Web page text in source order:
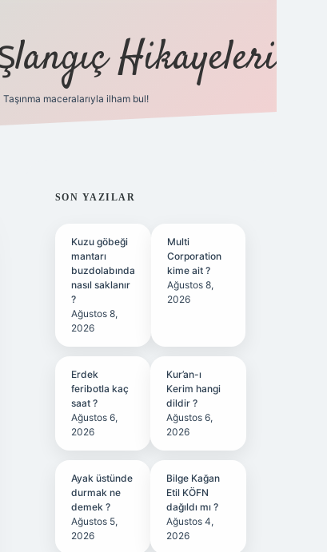
Hikayeleri
Taşınma maceralarıyla ilham bul!
SIDEBAR
SON YAZILAR
Kuzu göbeği
mantarı
buzdolabında
nasıl saklanır
?
Ağustos 8,
2026
Multi
Corporation
kime ait ?
Ağustos 8,
2026
Erdek
feribotla kaç
saat ?
Ağustos 6,
2026
Kur’an-ı
Kerim hangi
dildir ?
Ağustos 6,
2026
Ayak üstünde
durmak ne
demek ?
Ağustos 5,
2026
Bilge Kağan
Etil KÖFN
dağıldı mı ?
Ağustos 4,
2026